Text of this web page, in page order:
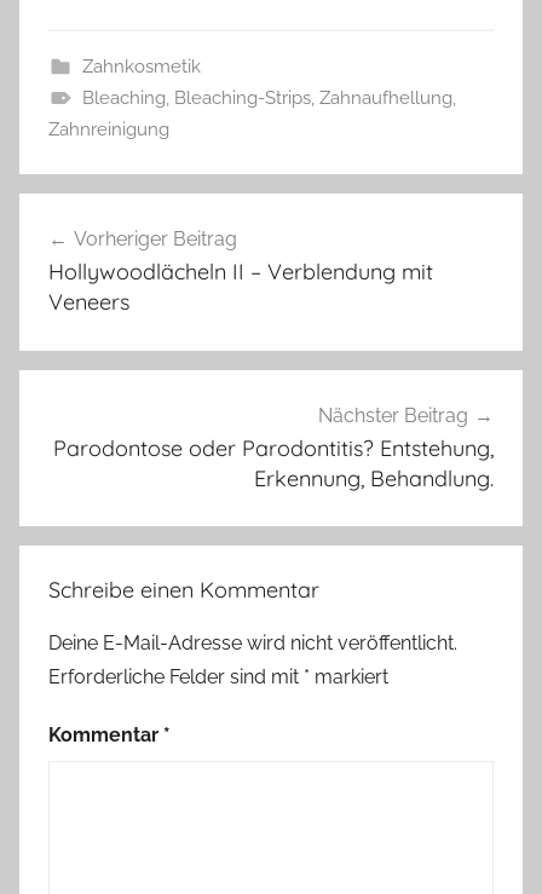
Zahnkosmetik
Bleaching, Bleaching-Strips, Zahnaufhellung,
Zahnreinigung
Vorheriger Beitrag
Hollywoodlächeln II – Verblendung mit
Veneers
Nächster Beitrag
Parodontose oder Parodontitis? Entstehung,
Erkennung, Behandlung.
Schreibe einen Kommentar
Deine E-Mail-Adresse wird nicht veröffentlicht.
Erforderliche Felder sind mit * markiert
Kommentar *